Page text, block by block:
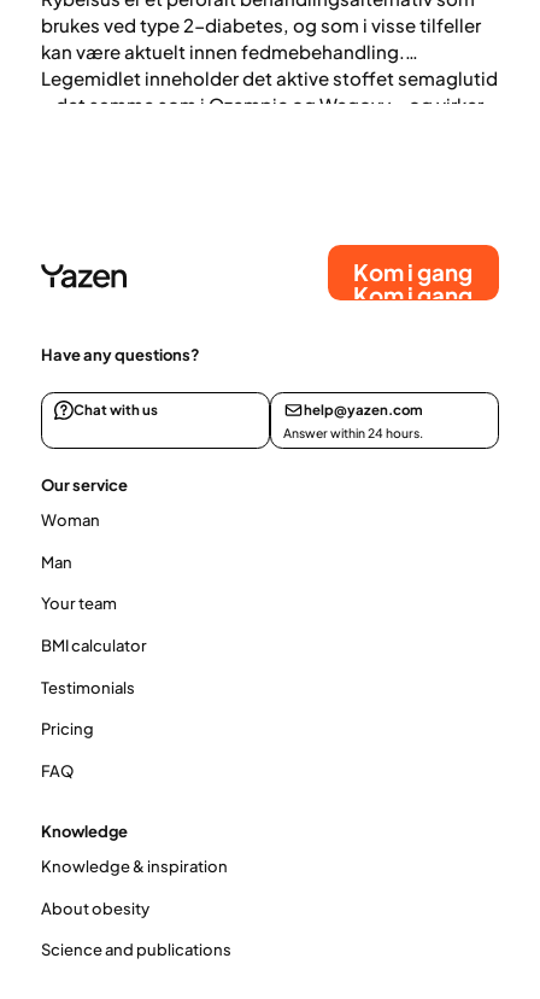
brukes ved type 2-diabetes, og som i visse tilfeller
kan være aktuelt innen fedmebehandling.
Legemidlet inneholder det aktive stoffet semaglutid
– det samme som i Ozempic og Wegovy – og virker
Kom i gang
Kom i gang
Have any questions?
Chat with us help@yazen.com
Answer within 24 hours.
Our service
Woman
Man
Your team
BMI calculator
Testimonials
Pricing
FAQ
Knowledge
Knowledge & inspiration
About obesity
Science and publications